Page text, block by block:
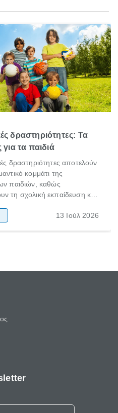
δραστηριότητες: Τα
τα παιδιά
δραστηριότητες αποτελούν
κομμάτι της
παιδιών, καθώς
τη σχολική εκπαίδευση και
της κοινωνικότητας
13 Ιούλ 2026